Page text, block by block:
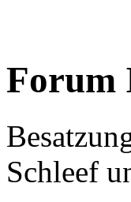
Forum
Schleef